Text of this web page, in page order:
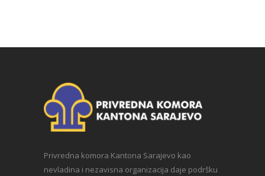
Privredna komora Kantona Sarajevo kao
nevladina i nezavisna organizacija daje podršku